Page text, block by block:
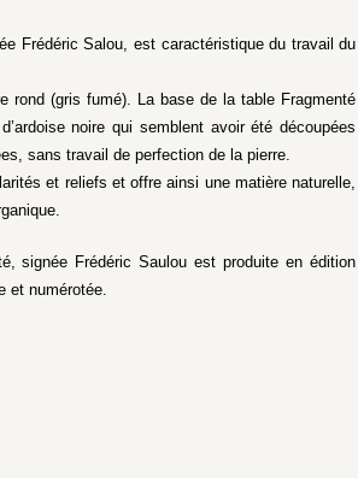
Frédéric Salou, est caractéristique du travail du
rond (gris fumé). La base de la table Fragmenté
noire qui semblent avoir été découpées
sans travail de perfection de la pierre.
et reliefs et offre ainsi une matière naturelle,
signée Frédéric Saulou est produite en édition
et numérotée.